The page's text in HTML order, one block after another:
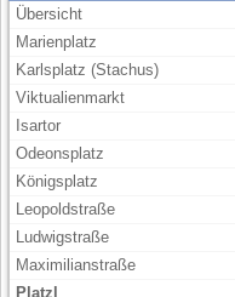
Übersicht
Marienplatz
Karlsplatz (Stachus)
Viktualienmarkt
Isartor
Odeonsplatz
Königsplatz
Leopoldstraße
Ludwigstraße
Maximilianstraße
Platzl